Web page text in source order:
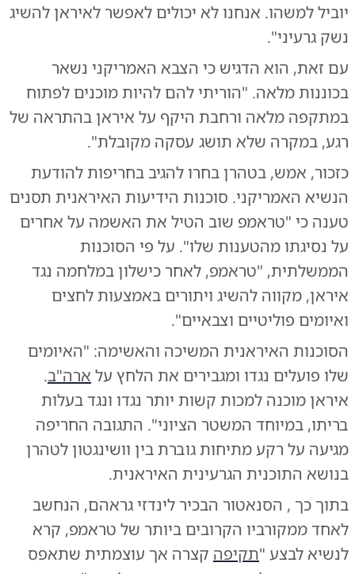
יוביל למשהו. אנחנו לא יכולים לאפשר לאיראן להשיג
נשק גרעיני".
עם זאת, הוא הדגיש כי הצבא האמריקני נשאר
בכוננות מלאה. "הוריתי להם להיות מוכנים לפתוח
במתקפה מלאה ורחבת היקף על איראן בהתראה של
רגע, במקרה שלא תושג עסקה מקובלת".
כזכור, אמש, בטהרן בחרו להגיב בחריפות להודעת
הנשיא האמריקני. סוכנות הידיעות האיראנית תסנים
טענה כי "טראמפ שוב הטיל את האשמה על אחרים
על נסיגתו מהטענות שלו". על פי הסוכנות
הממשלתית, "טראמפ, לאחר כישלון במלחמה נגד
איראן, מקווה להשיג ויתורים באמצעות לחצים
ואיומים פוליטיים וצבאיים".
הסוכנות האיראנית המשיכה והאשימה: "האיומים
שלו פועלים נגדו ומגבירים את הלחץ על ארה"ב.
איראן מוכנה למכות קשות יותר נגדו ונגד בעלות
בריתו, במיוחד המשטר הציוני". התגובה החריפה
מגיעה על רקע מתיחות גוברת בין וושינגטון לטהרן
בנושא התוכנית הגרעינית האיראנית.
בתוך כך , הסנאטור הבכיר לינדזי גראהם, הנחשב
לאחד ממקורביו הקרובים ביותר של טראמפ, קרא
לנשיא לבצע "תקיפה קצרה אך עוצמתית שתאפס